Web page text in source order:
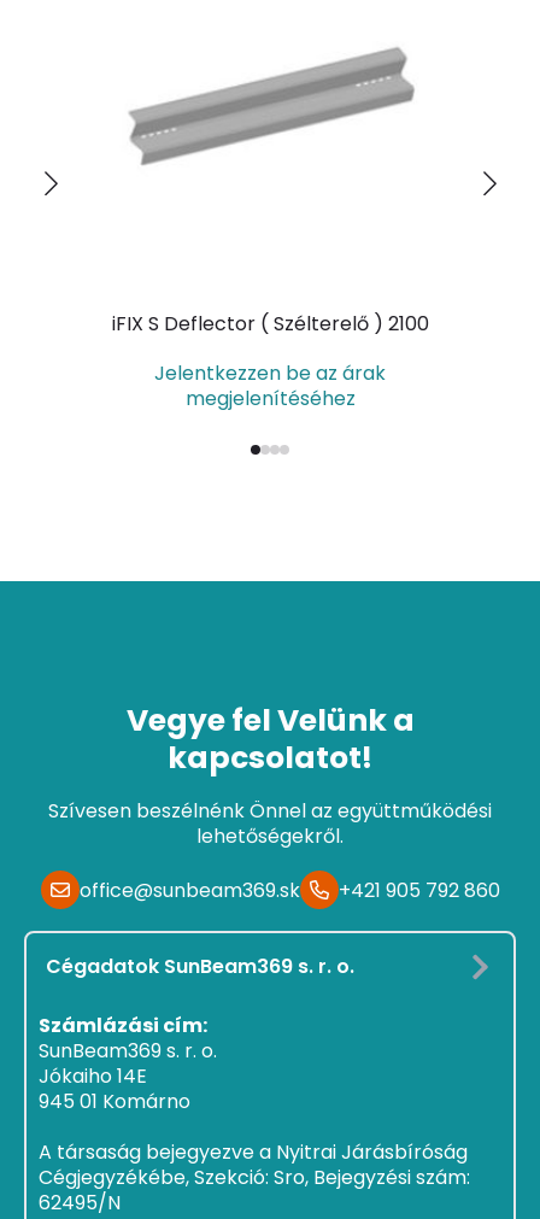
iFIX S Deflector ( Szélterelő ) 2100
Jelentkezzen be az árak
megjelenítéséhez
Vegye fel Velünk a
kapcsolatot!
Szívesen beszélnénk Önnel az együttműködési
lehetőségekről.
office@sunbeam369.sk
+421 905 792 860
Cégadatok SunBeam369 s. r. o.
Számlázási cím:
SunBeam369 s. r. o.
Jókaiho 14E
945 01 Komárno
A társaság bejegyezve a Nyitrai Járásbíróság
Cégjegyzékébe, Szekció: Sro, Bejegyzési szám:
62495/N